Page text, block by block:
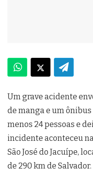
Um grave acidente
de manga e um
menos 24 pessoas e
incidente aconteceu
São José do Jacuípe,
de 290 km de